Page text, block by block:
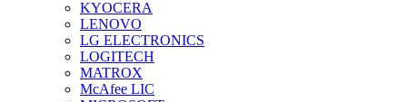
KYOCERA
LENOVO
LG ELECTRONICS
LOGITECH
MATROX
McAfee LIC